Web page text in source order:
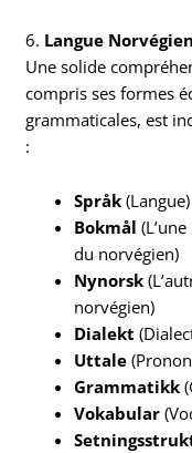
6. Langue
Une solide
compris ses formes
grammaticales, est
:
Språk (Langue)
Bokmål
du norvégien)
Nynorsk
norvégien)
Dialekt
Uttale
Grammatikk
Vokabular